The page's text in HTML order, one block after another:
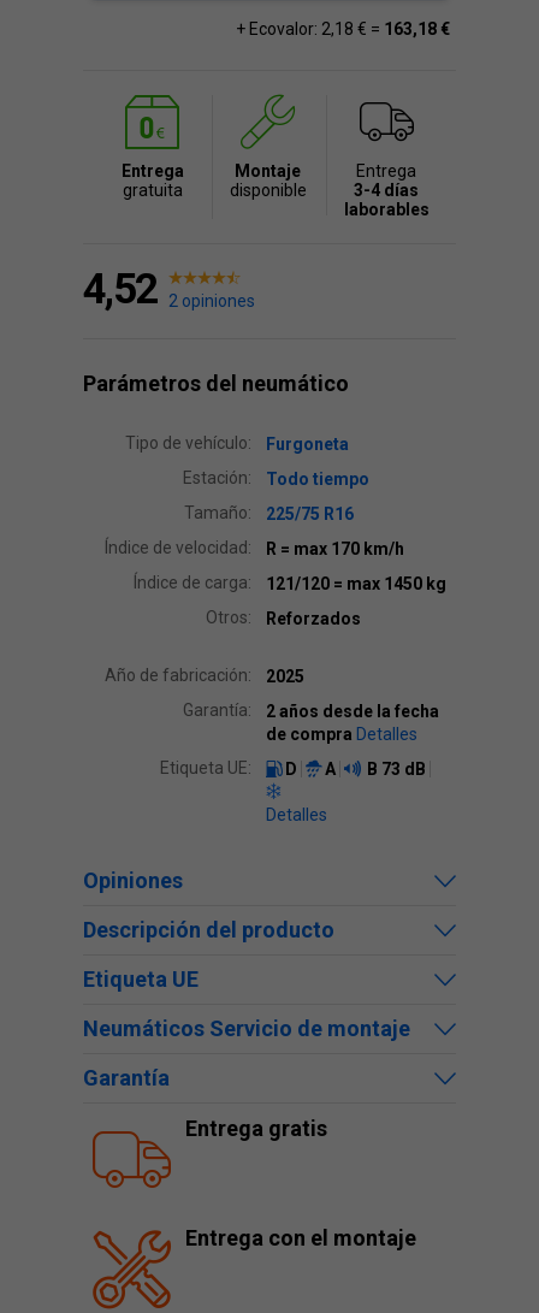
+ Ecovalor: 2,18 € = 163,18 €
Entrega
gratuita
Montaje
disponible
Entrega
3-4 días
laborables
4,52 2 opiniones
Parámetros del neumático
Tipo de vehículo:
Furgoneta
Estación:
Todo tiempo
Tamaño:
225/75 R16
Índice de velocidad:
R = max 170 km/h
Índice de carga:
121/120 = max 1450 kg
Otros:
Reforzados
Año de fabricación:
2025
Garantía:
2 años desde la fecha
de compra Detalles
Etiqueta UE:
D A B 73 dB
Detalles
Opiniones
Descripción del producto
Etiqueta UE
Neumáticos Servicio de montaje
Garantía
Entrega gratis
Entrega con el montaje